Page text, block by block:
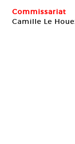
Commissariat
Camille Le